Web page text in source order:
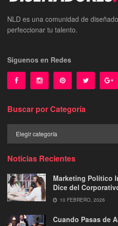
NLD es una comunidad de
perfeccionar tu talento.
Síguenos en Redes
Buscar por Categoría
por
Noticias Recientes
Marketing Político
Dice del
10 FEBRERO, 2026
Cuando Pasas de